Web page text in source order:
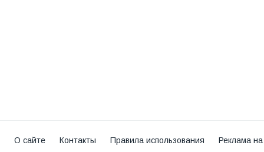
О сайте Контакты Правила использования Реклама